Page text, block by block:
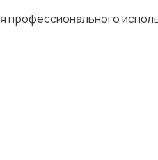
профессионального